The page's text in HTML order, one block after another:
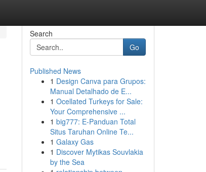
Search
Go
Published News
1 Design Canva para Grupos:
Manual Detalhado de E...
1 Ocellated Turkeys for Sale:
Your Comprehensive ...
1 big777: E-Panduan Total
Situs Taruhan Online Te...
1 Galaxy Gas
1 Discover Mytikas Souvlakia
by the Sea